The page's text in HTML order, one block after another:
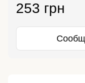
253 грн